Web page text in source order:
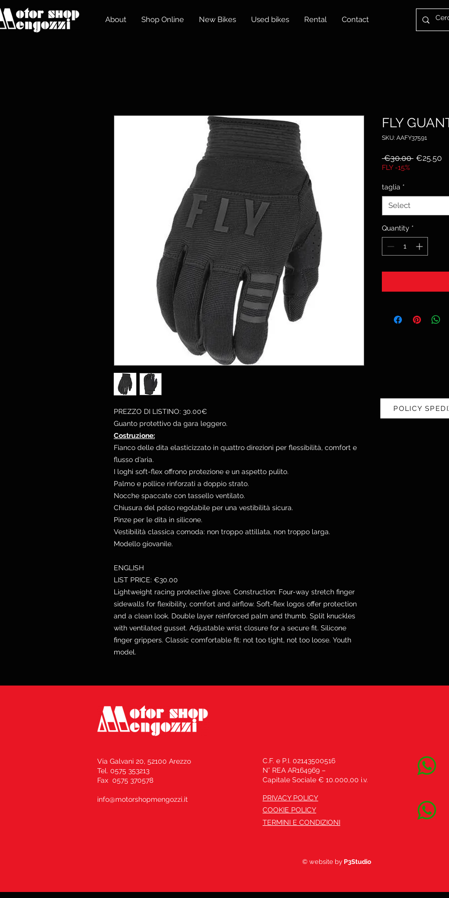
About Shop Online New Bikes Used bikes Rental Contact
PREZZO DI LISTINO: 30.00€
Guanto protettivo da gara leggero.
Costruzione:
Fianco delle dita elasticizzato in quattro direzioni per flessibilità, comfort e
flusso d’aria.
I loghi soft-flex offrono protezione e un aspetto pulito.
Palmo e pollice rinforzati a doppio strato.
Nocche spaccate con tassello ventilato.
Chiusura del polso regolabile per una vestibilità sicura.
Pinze per le dita in silicone.
Vestibilità classica comoda: non troppo attillata, non troppo larga.
Modello giovanile.
ENGLISH
LIST PRICE: €30.00
Lightweight racing protective glove. Construction: Four-way stretch finger
sidewalls for flexibility, comfort and airflow. Soft-flex logos offer protection
and a clean look. Double layer reinforced palm and thumb. Split knuckles
with ventilated gusset. Adjustable wrist closure for a secure fit. Silicone
finger grippers. Classic comfortable fit: not too tight, not too loose. Youth
model.
FLY
SKU: AAFY37591
€30.00 Regular
€25.50
FLY -15%
taglia *
Select
Quantity *
POLICY
Via Galvani 20, 52100 Arezzo
Tel. 0575 353213
Fax 0575 370578
info@motorshopmengozzi.it
C.F. e P.I. 02143500516
N° REA AR164969 –
Capitale Sociale € 10.000,00 i.v.
PRIVACY POLICY
COOKIE POLICY
TERMINI E CONDIZIONI
© website by P3Studio